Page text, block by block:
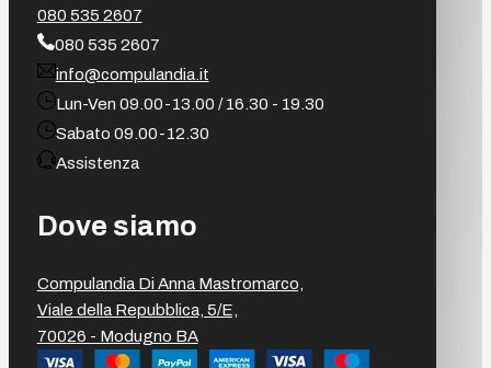
080 535 2607
080 535 2607
info@compulandia.it
Lun-Ven 09.00-13.00 / 16.30 - 19.30
Sabato 09.00-12.30
Assistenza
Dove siamo
Compulandia Di Anna Mastromarco,
Viale della Repubblica, 5/E,
70026 - Modugno BA